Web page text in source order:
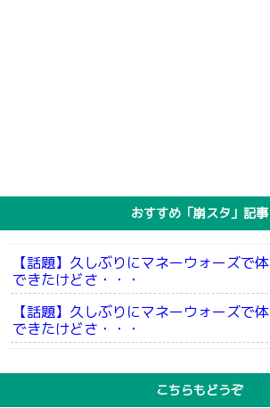
おすすめ「崩スタ」記事
【話題】久しぶりにマネーウォーズで
できたけどさ・・・
【話題】久しぶりにマネーウォーズで
できたけどさ・・・
こちらもどうぞ